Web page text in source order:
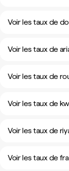
Voir les taux de
Voir les taux de
Voir les taux de
Voir les taux de
Voir les taux de
Voir les taux de